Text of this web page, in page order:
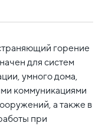
горение
для систем
умного дома,
коммуникациями
а также в
при